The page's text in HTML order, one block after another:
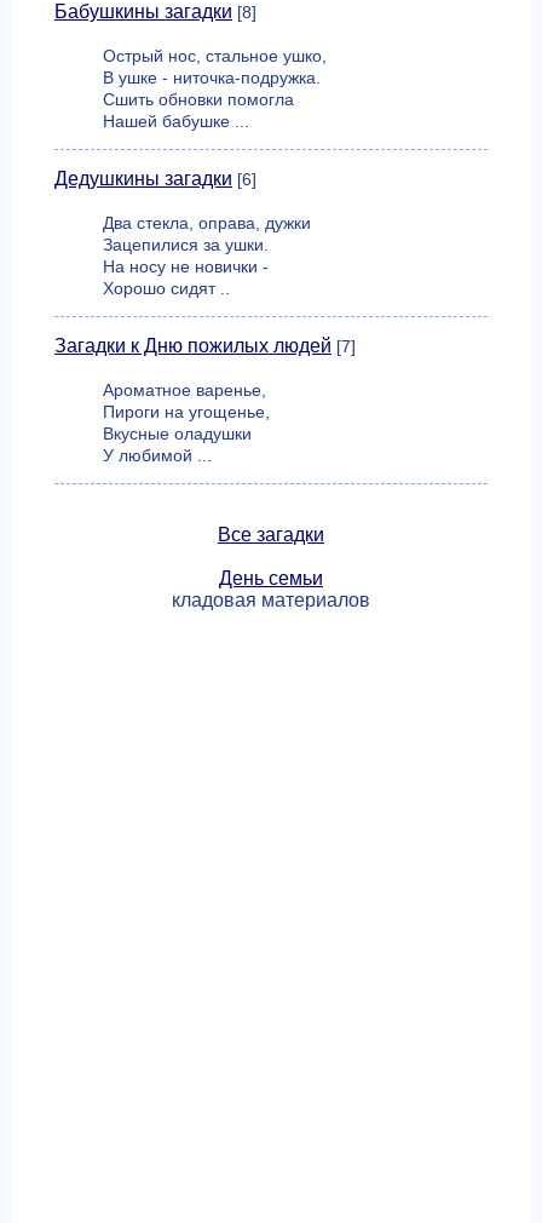
Бабушкины загадки [8]
Острый нос, стальное ушко,
В ушке - ниточка-подружка.
Сшить обновки помогла
Нашей бабушке ...
Дедушкины загадки [6]
Два стекла, оправа, дужки
Зацепилися за ушки.
На носу не новички -
Хорошо сидят ..
Загадки к Дню пожилых людей [7]
Ароматное варенье,
Пироги на угощенье,
Вкусные оладушки
У любимой ...
Все загадки
День семьи
кладовая материалов